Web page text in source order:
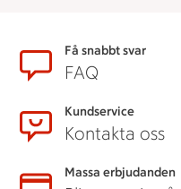
SidfotFå snabbt svar
FAQ
Kundservice
Kontakta oss
Massa erbjudanden